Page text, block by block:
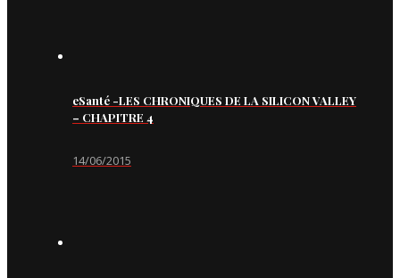
eSanté -LES CHRONIQUES DE LA SILICON VALLEY
– CHAPITRE 4
14/06/2015